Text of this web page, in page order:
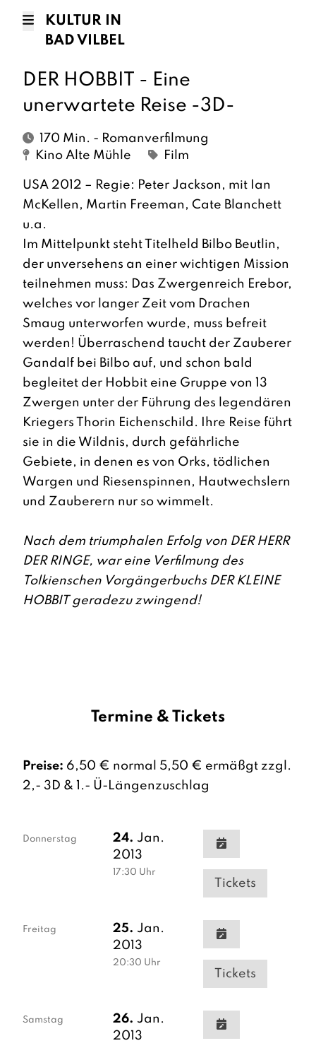
KULTUR IN
BAD VILBEL
DER HOBBIT - Eine
unerwartete Reise -3D-
170 Min. - Romanverfilmung
Kino Alte Mühle
Film
USA 2012 – Regie: Peter Jackson, mit Ian
McKellen, Martin Freeman, Cate Blanchett
u.a.
Im Mittelpunkt steht Titelheld Bilbo Beutlin,
der unversehens an einer wichtigen Mission
teilnehmen muss: Das Zwergenreich Erebor,
welches vor langer Zeit vom Drachen
Smaug unterworfen wurde, muss befreit
werden! Überraschend taucht der Zauberer
Gandalf bei Bilbo auf, und schon bald
begleitet der Hobbit eine Gruppe von 13
Zwergen unter der Führung des legendären
Kriegers Thorin Eichenschild. Ihre Reise führt
sie in die Wildnis, durch gefährliche
Gebiete, in denen es von Orks, tödlichen
Wargen und Riesenspinnen, Hautwechslern
und Zauberern nur so wimmelt.
Nach dem triumphalen Erfolg von DER HERR
DER RINGE, war eine Verfilmung des
Tolkienschen Vorgängerbuchs DER KLEINE
HOBBIT geradezu zwingend!
Termine & Tickets
Preise: 6,50 € normal 5,50 € ermäßgt zzgl.
2,- 3D & 1.- Ü-Längenzuschlag
Donnerstag 24. Jan.
2013
17:30 Uhr
Tickets
Freitag 25. Jan.
2013
20:30 Uhr
Tickets
Samstag 26. Jan.
2013